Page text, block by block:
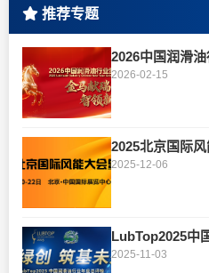
推荐专题
2026中国润滑
2026-02-15
2025北京国际
2025-12-06
LubTop2025中
2025-11-03